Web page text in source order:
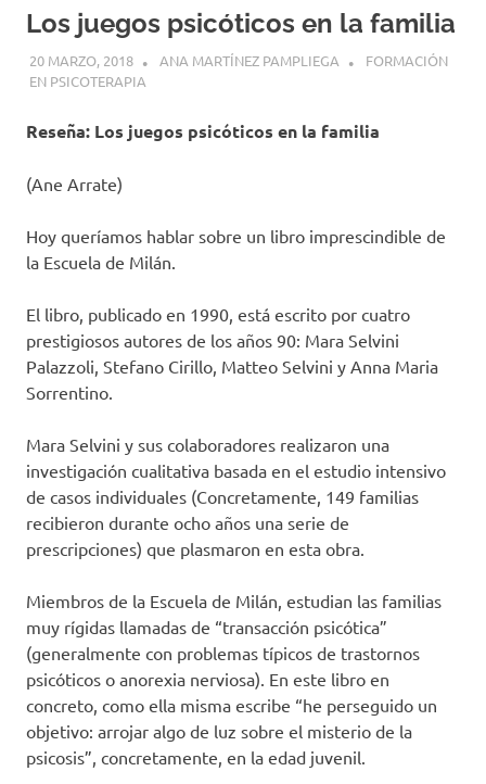
Los juegos psicóticos en la familia
20 MARZO, 2018 ANA MARTÍNEZ PAMPLIEGA
FORMACIÓN
EN PSICOTERAPIA
Reseña: Los juegos psicóticos en la familia
(Ane Arrate)
Hoy queríamos hablar sobre un libro imprescindible de
la Escuela de Milán.
El libro, publicado en 1990, está escrito por cuatro
prestigiosos autores de los años 90: Mara Selvini
Palazzoli, Stefano Cirillo, Matteo Selvini y Anna Maria
Sorrentino.
Mara Selvini y sus colaboradores realizaron una
investigación cualitativa basada en el estudio intensivo
de casos individuales (Concretamente, 149 familias
recibieron durante ocho años una serie de
prescripciones) que plasmaron en esta obra.
Miembros de la Escuela de Milán, estudian las familias
muy rígidas llamadas de “transacción psicótica”
(generalmente con problemas típicos de trastornos
psicóticos o anorexia nerviosa). En este libro en
concreto, como ella misma escribe “he perseguido un
objetivo: arrojar algo de luz sobre el misterio de la
psicosis”, concretamente, en la edad juvenil.